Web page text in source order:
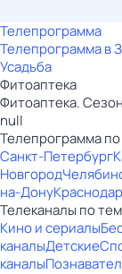
Телепрограмма
Телепрограмма в
Усадьба
Фитоаптека
Фитоаптека.
null
Телепрограмма
Санкт-Петербург
Новгород
на-ДонуКраснодар
Телеканалы по
Кино и сериалы
каналыДетские
каналы